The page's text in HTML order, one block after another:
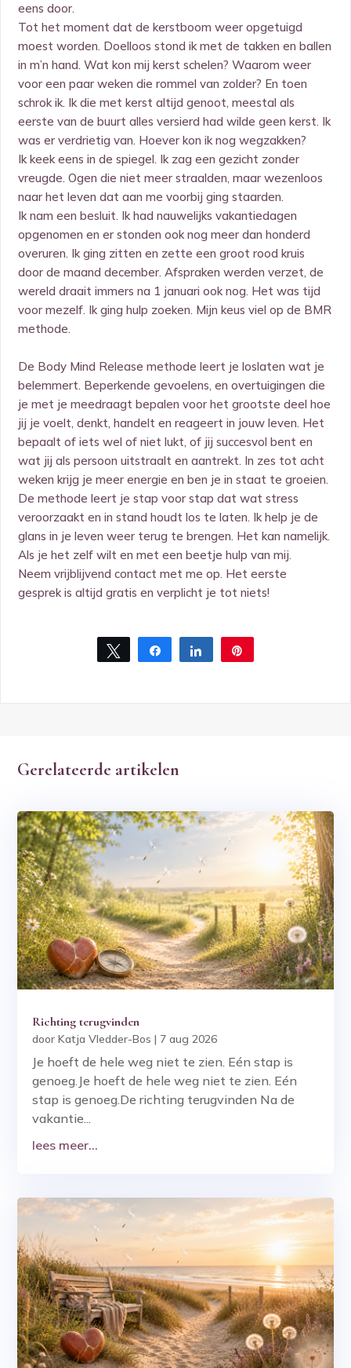
eens door.
Tot het moment dat de kerstboom weer opgetuigd
moest worden. Doelloos stond ik met de takken en ballen
in m’n hand. Wat kon mij kerst schelen? Waarom weer
voor een paar weken die rommel van zolder? En toen
schrok ik. Ik die met kerst altijd genoot, meestal als
eerste van de buurt alles versierd had wilde geen kerst. Ik
was er verdrietig van. Hoever kon ik nog wegzakken?
Ik keek eens in de spiegel. Ik zag een gezicht zonder
vreugde. Ogen die niet meer straalden, maar wezenloos
naar het leven dat aan me voorbij ging staarden.
Ik nam een besluit. Ik had nauwelijks vakantiedagen
opgenomen en er stonden ook nog meer dan honderd
overuren. Ik ging zitten en zette een groot rood kruis
door de maand december. Afspraken werden verzet, de
wereld draait immers na 1 januari ook nog. Het was tijd
voor mezelf. Ik ging hulp zoeken. Mijn keus viel op de BMR
methode.
De Body Mind Release methode leert je loslaten wat je
belemmert. Beperkende gevoelens, en overtuigingen die
je met je meedraagt bepalen voor het grootste deel hoe
jij je voelt, denkt, handelt en reageert in jouw leven. Het
bepaalt of iets wel of niet lukt, of jij succesvol bent en
wat jij als persoon uitstraalt en aantrekt. In zes tot acht
weken krijg je meer energie en ben je in staat te groeien.
De methode leert je stap voor stap dat wat stress
veroorzaakt en in stand houdt los te laten. Ik help je de
glans in je leven weer terug te brengen. Het kan namelijk.
Als je het zelf wilt en met een beetje hulp van mij.
Neem vrijblijvend contact met me op. Het eerste
gesprek is altijd gratis en verplicht je tot niets!
Tweet Share Share
Gerelateerde artikelen
Richting terugvinden
doorKatja Vledder-Bos | 7 aug 2026
Je hoeft de hele weg niet te zien. Eén stap is
genoeg.Je hoeft de hele weg niet te zien. Eén
stap is genoeg.De richting terugvinden Na de
vakantie...
lees meer...